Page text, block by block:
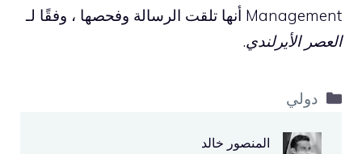
Management أنها تلقت الرسالة وفحصها ، وفقًا لـ
العصر الأيرلندي.
التصنيفات
دولي
المنصور خالد